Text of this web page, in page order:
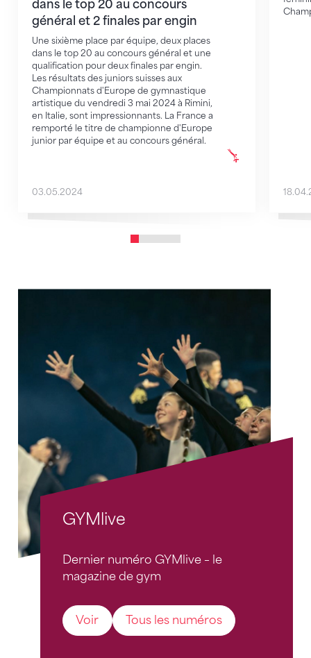
dans le top 20 au concours
général et 2 finales par engin
Une sixième place par équipe, deux places
dans le top 20 au concours général et une
qualification pour deux finales par engin.
Les résultats des juniors suisses aux
Championnats d'Europe de gymnastique
artistique du vendredi 3 mai 2024 à Rimini,
en Italie, sont impressionnants. La France a
remporté le titre de championne d'Europe
junior par équipe et au concours général.
03.05.2024
GYMlive
Dernier numéro GYMlive – le
magazine de gym
Voir Tous les numéros